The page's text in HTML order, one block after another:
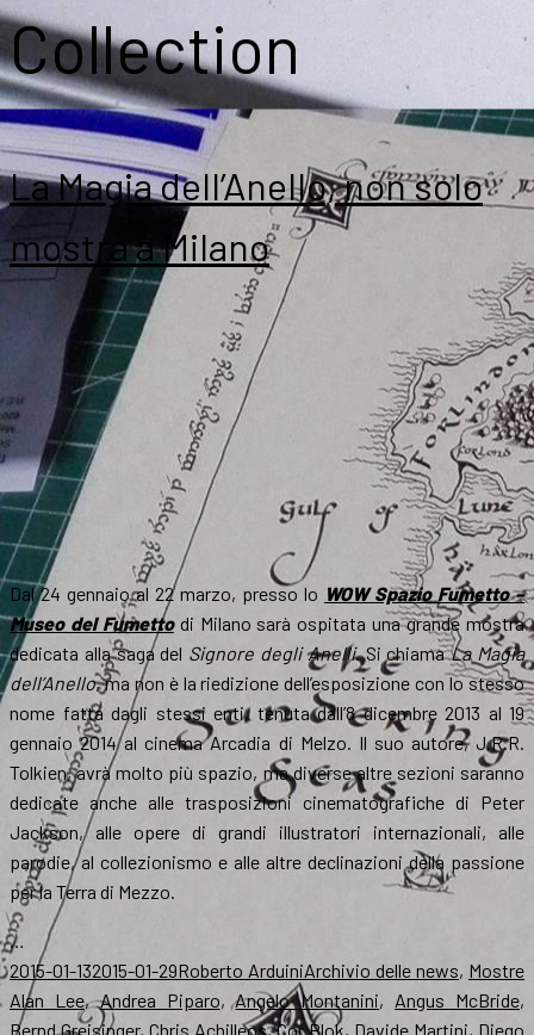
Collection
La Magia dell’Anello, non solo
mostra a Milano
Dal 24 gennaio al 22 marzo, presso lo WOW Spazio Fumetto –
Museo del Fumettodi Milano sarà ospitata una grande mostra
dedicata alla saga del Signore degli Anelli. Si chiamaLa Magia
dell’Anello, ma non è la riedizione dell’esposizione con lo stesso
nome fatta dagli stessi enti, tenuta dall’8 dicembre 2013 al 19
gennaio 2014 al cinema Arcadia di Melzo. Il suo autore, J.R.R.
Tolkien, avrà molto più spazio, ma diverse altre sezioni saranno
dedicate anche alle trasposizioni cinematografiche di Peter
Jackson, alle opere di grandi illustratori internazionali, alle
parodie, al collezionismo e alle altre declinazioni della passione
per la Terra di Mezzo.
…
Scritto
il
2015-01-132015-01-29Autore
Roberto ArduiniCategorie
Archivio delle news, Mostre
Alan Lee,Andrea Piparo,Angelo Montanini, Angus McBride,
Bernd Greisinger, Chris Achilleos,Cor Blok, Davide Martini, Diego